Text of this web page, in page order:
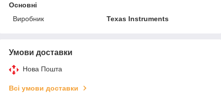
Основні
Виробник
Texas Instruments
Умови доставки
Нова Пошта
Всі умови доставки